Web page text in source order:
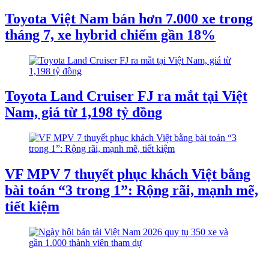
Toyota Việt Nam bán hơn 7.000 xe trong
tháng 7, xe hybrid chiếm gần 18%
Toyota Land Cruiser FJ ra mắt tại Việt
Nam, giá từ 1,198 tỷ đồng
VF MPV 7 thuyết phục khách Việt bằng
bài toán “3 trong 1”: Rộng rãi, mạnh mẽ,
tiết kiệm